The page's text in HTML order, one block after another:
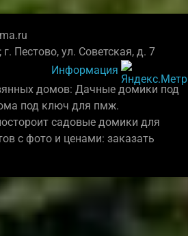
Пестово, ул. Советская, д. 7
Информация
домов: Дачные домики под
под ключ для пмж.
садовые домики для
с фото и ценами: заказать